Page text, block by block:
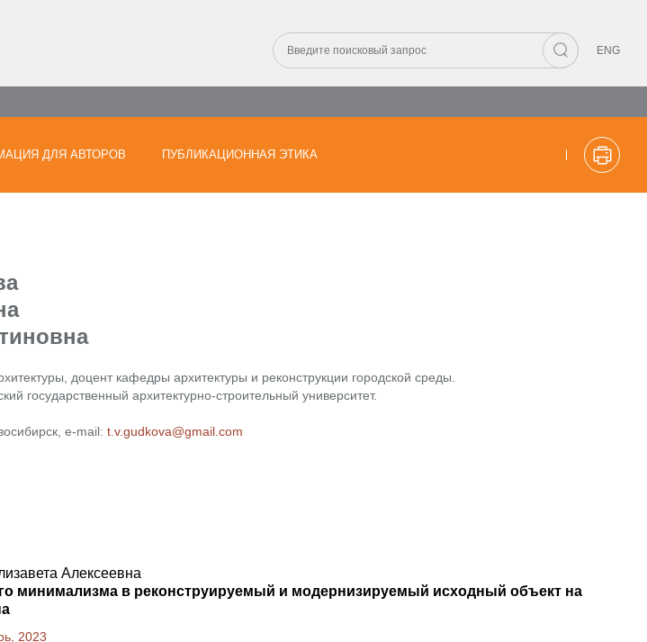
ENG
ДЛЯ АВТОРОВ ПУБЛИКАЦИОННАЯ ЭТИКА
доцент кафедры архитектуры и реконструкции городской среды.
государственный архитектурно-строительный университет.
e-mail: t.v.gudkova@gmail.com
Алексеевна
минимализма в реконструируемый и модернизируемый исходный объект на
2023